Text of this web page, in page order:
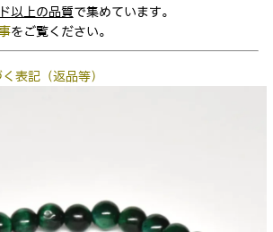
以上の品質で集めています。
をご覧ください。
表記（返品等）